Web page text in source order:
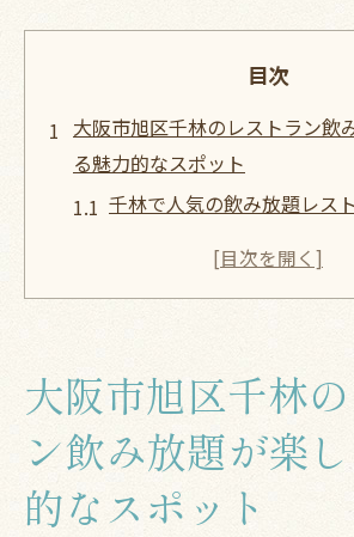
目次
大阪市旭区千林のレストラン飲
る魅力的なスポット
千林で人気の飲み放題レス
地元住民に愛される飲み放
飲み放題初心者にも安心な
飲み放題にぴったりな料理
ニューで至福のひととき
大阪市旭区千林
ン飲み放題が楽
的なスポット